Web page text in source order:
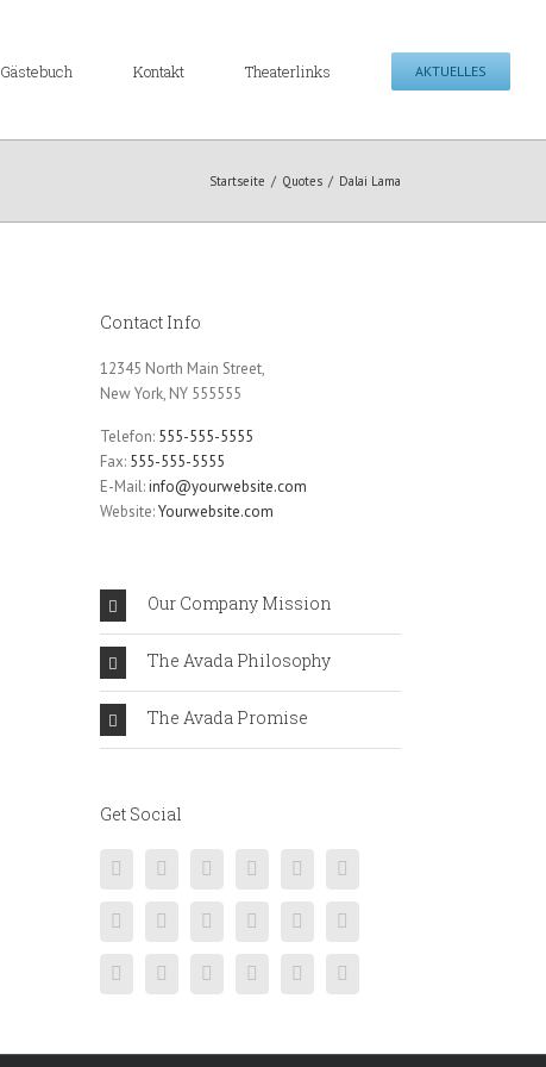
Gästebuch Kontakt Theaterlinks AKTUELLES
Startseite / Quotes / Dalai Lama
Contact Info
12345 North Main Street,
New York, NY 555555
Telefon: 555-555-5555
Fax: 555-555-5555
E-Mail:info@yourwebsite.com
Website:Yourwebsite.com
Our Company Mission
The Avada Philosophy
The Avada Promise
Get Social